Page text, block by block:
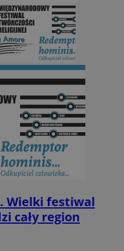
Wielki festiwal
cały region